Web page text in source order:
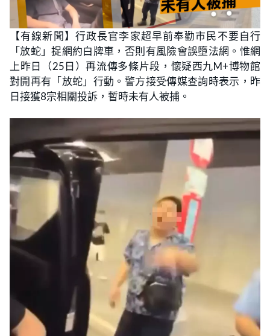
【有線新聞】行政長官李家超早前奉勸市民不要自行
「放蛇」捉網約白牌車，否則有風險會誤墮法網。惟網
上昨日（25日）再流傳多條片段，懷疑西九M+博物館
對開再有「放蛇」行動。警方接受傳媒查詢時表示，昨
日接獲8宗相關投訴，暫時未有人被捕。